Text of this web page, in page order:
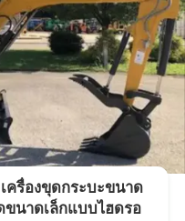
ครื่องขุดกระบะขนาด
ขนาดเล็กแบบไฮดรอ